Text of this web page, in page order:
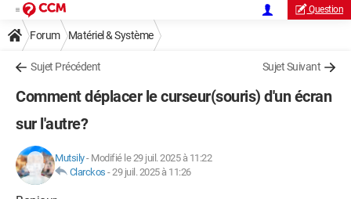
Question
Forum Matériel & Système
Sujet Précédent Sujet Suivant
Comment déplacer le curseur(souris) d'un écran
sur l'autre?
Mutsily- Modifié le 29 juil. 2025 à 11:22
Clarckos -29 juil. 2025 à 11:26